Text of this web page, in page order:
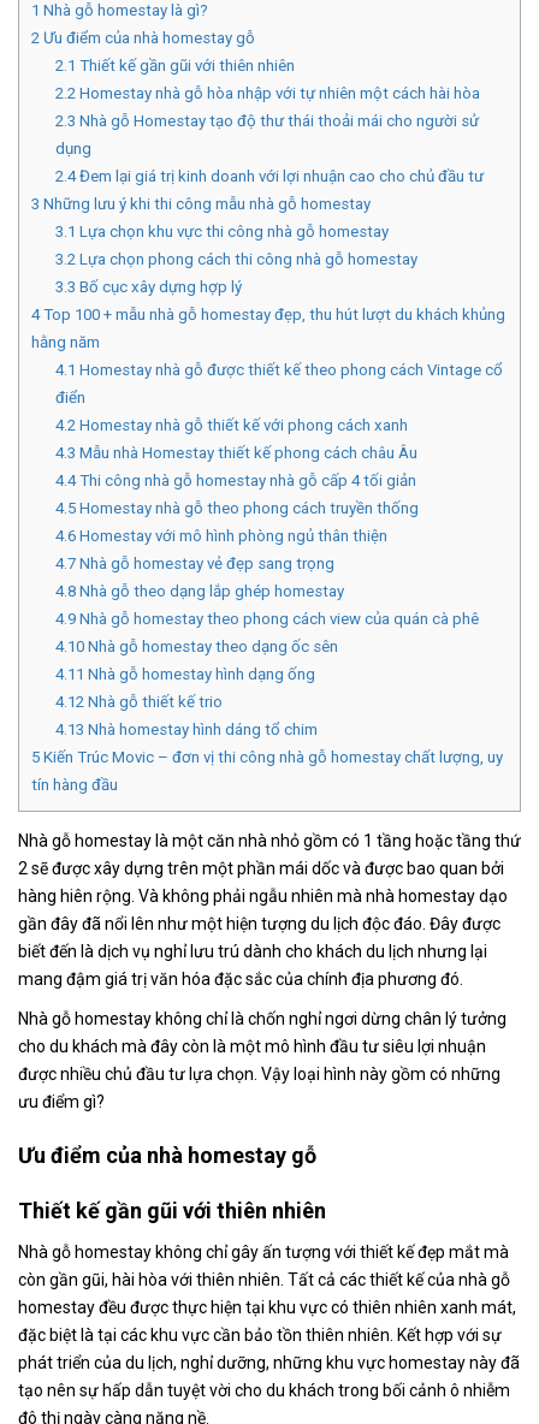
1 Nhà gỗ homestay là gì?
2 Ưu điểm của nhà homestay gỗ
2.1 Thiết kế gần gũi với thiên nhiên
2.2Homestay nhà gỗ hòa nhập với tự nhiên một cách hài hòa
2.3 Nhà gỗ Homestay tạo độ thư thái thoải mái cho người sử
dụng
2.4Đem lại giá trị kinh doanh với lợi nhuận cao cho chủ đầu tư
3 Những lưu ý khi thi công mẫu nhà gỗ homestay
3.1 Lựa chọn khu vực thi công nhà gỗ homestay
3.2Lựa chọn phong cách thi công nhà gỗ homestay
3.3 Bố cục xây dựng hợp lý
4Top 100 + mẫu nhà gỗ homestay đẹp, thu hút lượt du khách khủng
hằng năm
4.1 Homestay nhà gỗ được thiết kế theo phong cách Vintage cổ
điển
4.2Homestay nhà gỗ thiết kế với phong cách xanh
4.3 Mẫu nhà Homestay thiết kế phong cách châu Âu
4.4Thi công nhà gỗ homestay nhà gỗ cấp 4 tối giản
4.5Homestay nhà gỗ theo phong cách truyền thống
4.6Homestay với mô hình phòng ngủ thân thiện
4.7Nhà gỗ homestay vẻ đẹp sang trọng
4.8Nhà gỗ theo dạng lắp ghép homestay
4.9Nhà gỗ homestay theo phong cách view của quán cà phê
4.10Nhà gỗ homestay theo dạng ốc sên
4.11 Nhà gỗ homestay hình dạng ống
4.12Nhà gỗ thiết kế trio
4.13 Nhà homestay hình dáng tổ chim
5 Kiến Trúc Movic – đơn vị thi công nhà gỗ homestay chất lượng, uy
tín hàng đầu
Nhà gỗ homestay là một căn nhà nhỏ gồm có 1 tầng hoặc tầng thứ
2 sẽ được xây dựng trên một phần mái dốc và được bao quan bởi
hàng hiên rộng. Và không phải ngẫu nhiên mà nhà homestay dạo
gần đây đã nổi lên như một hiện tượng du lịch độc đáo. Đây được
biết đến là dịch vụ nghỉ lưu trú dành cho khách du lịch nhưng lại
mang đậm giá trị văn hóa đặc sắc của chính địa phương đó.
Nhà gỗ homestay không chỉ là chốn nghỉ ngơi dừng chân lý tưởng
cho du khách mà đây còn là một mô hình đầu tư siêu lợi nhuận
được nhiều chủ đầu tư lựa chọn. Vậy loại hình này gồm có những
ưu điểm gì?
Ưu điểm của nhà homestay gỗ
Thiết kế gần gũi với thiên nhiên
Nhà gỗ homestay không chỉ gây ấn tượng với thiết kế đẹp mắt mà
còn gần gũi, hài hòa với thiên nhiên. Tất cả các thiết kế của nhà gỗ
homestay đều được thực hiện tại khu vực có thiên nhiên xanh mát,
đặc biệt là tại các khu vực cần bảo tồn thiên nhiên. Kết hợp với sự
phát triển của du lịch, nghỉ dưỡng, những khu vực homestay này đã
tạo nên sự hấp dẫn tuyệt vời cho du khách trong bối cảnh ô nhiễm
đô thị ngày càng nặng nề.